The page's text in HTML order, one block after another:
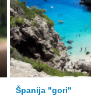
Španija "gori"